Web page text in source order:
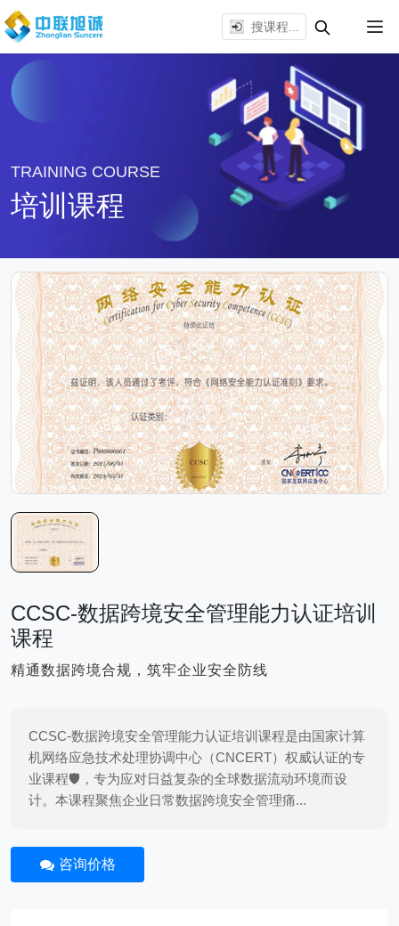
TRAINING COURSE
培训课程
CCSC-数据跨境安全管理能力认证培训
课程
精通数据跨境合规，筑牢企业安全防线
CCSC-数据跨境安全管理能力认证培训课程是由国家计算
机网络应急技术处理协调中心（CNCERT）权威认证的专
业课程🛡️，专为应对日益复杂的全球数据流动环境而设
计。本课程聚焦企业日常数据跨境安全管理痛...
咨询价格